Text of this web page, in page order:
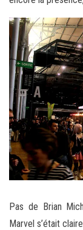
Pas de Brian
Marvel s’était